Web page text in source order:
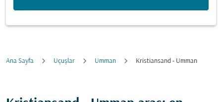
Ana Sayfa Uçuşlar Umman Kristiansand - Umman